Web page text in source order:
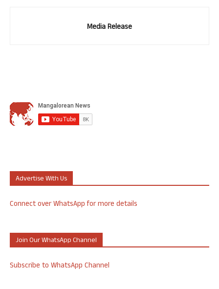
Media Release
Advertise With Us
Connect over WhatsApp for more details
Join Our WhatsApp Channel
Subscribe to WhatsApp Channel